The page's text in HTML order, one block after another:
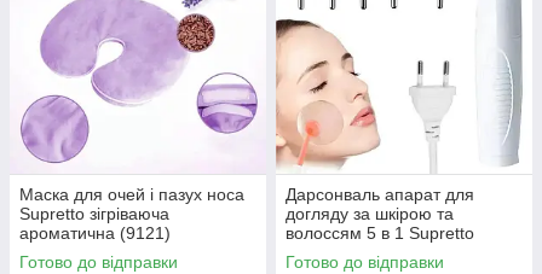
Маска для очей і пазух носа
Supretto зігріваюча
ароматична (9121)
Готово до відправки
Дарсонваль апарат для
догляду за шкірою та
волоссям 5 в 1 Supretto
(9305)
Готово до відправки